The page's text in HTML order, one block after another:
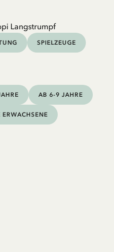
Langstrumpf
SPIELZEUGE
AB 6-9 JAHRE
ERWACHSENE